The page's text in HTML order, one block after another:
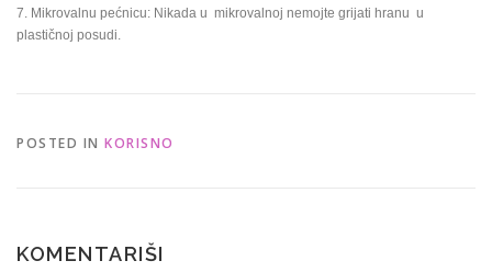
7. Mikrovalnu pećnicu: Nikada u mikrovalnoj nemojte grijati hranu u
plastičnoj posudi.
POSTED IN KORISNO
KOMENTARIŠI